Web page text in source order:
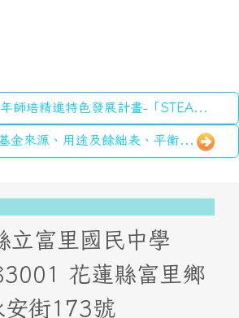
師培精進特色發展計畫-「STEA...
金來源、用途及餘絀表、平衡...
立富里國民中學
花蓮縣富里鄉
安街173號